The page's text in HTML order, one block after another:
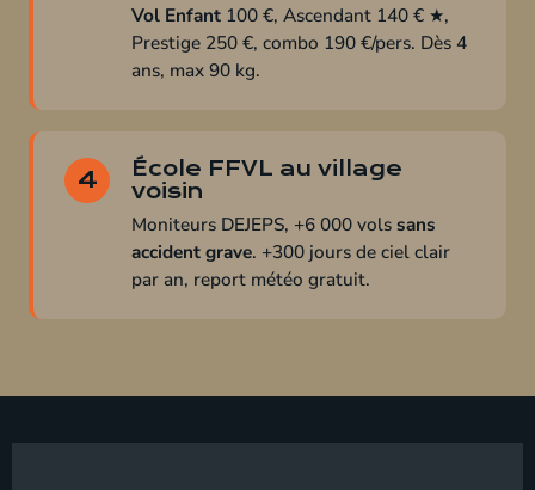
Vol Enfant 100 €, Ascendant 140 € ★,
Prestige 250 €, combo 190 €/pers. Dès 4
ans, max 90 kg.
4
École FFVL au village
voisin
Moniteurs DEJEPS, +6 000 volssans
accident grave. +300 jours de ciel clair
par an, report météo gratuit.